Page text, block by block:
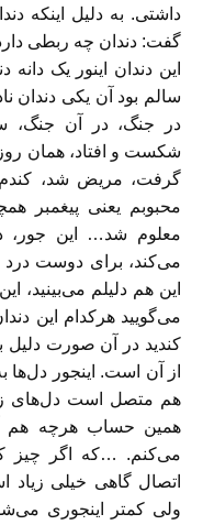
داشتی. به دلیل اینکه
گفت: دندان چه ربطی
این دندان اینور یک
سالم بود آن یکی دندان
در جنگ، در آن جنگ،
شکست و افتاد، همان
گرفت، مریض شد، کندم
محبوبم یعنی پیغمبر
معلوم شد… این جور،
می‌کند، برای دوست درد
این هم دلیلم می‌بینید،
می‌گویید هرکدام این
کندید در آن صورت دلیل
از آن است. اینجور دل‌ها
هم متصل است دل‌های
همین حساب هرچه هم
می‌کنم. …که اگر چیز
اتصال گاهی خیلی
ولی کمتر اینجوری